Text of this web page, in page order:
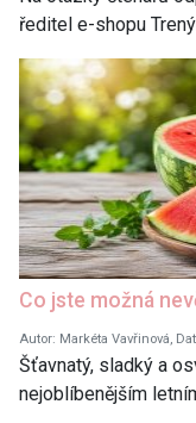
ředitel e-shopu
Co jste možná
Autor: Markéta Vavřinová,
Šťavnatý, sladký a
nejoblíbenějším